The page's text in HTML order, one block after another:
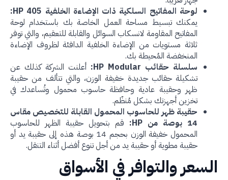
لوحة المفاتيح السلكية ذات الإضاءة الخلفية HP 405:
يمكنك تبسيط مساحة العمل الخاصة بك باستخدام لوحة
المفاتيح المقاومة لانسكاب السوائل والقابلة للتعقيم، والتي توفر
ثلاثة مستويات من الإضاءة الخلفية الدافئة لظروف الإضاءة
المنخفضة المُحيطة بك.
سلسلة حقائب HP Modular:
أعلنت الشركة كذلك عن
تشكيلة حقائب جديدة خفيفة الوزن، والتي تتألف من حقيبة
ظهر وحقيبة عادية وحافظة حاسوب محمول وتُساعدك في
تخزين أجهزتك بشكل مُنظّم.
حقيبة ظهر للحاسوب المحمول القابلة للتخصيص مقاس
قم بتحويل حقيبة الظهر للحاسوب
المحمول خفيفة الوزن بحجم 14 بوصة هذه إلى حقيبة يد أو
حقيبة مطوية أو حقيبة يد من أجل تنوع أفضل أثناء التنقل.
والتوافر في الأسواق